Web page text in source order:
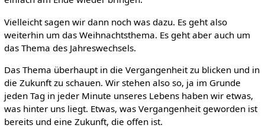
Vielleicht sagen wir dann noch was dazu. Es geht also
weiterhin um das Weihnachtsthema. Es geht aber auch um
das Thema des Jahreswechsels.
Das Thema überhaupt in die Vergangenheit zu blicken und in
die Zukunft zu schauen. Wir stehen also so, ja im Grunde
jeden Tag in jeder Minute unseres Lebens haben wir etwas,
was hinter uns liegt. Etwas, was Vergangenheit geworden ist
bereits und eine Zukunft, die offen ist.